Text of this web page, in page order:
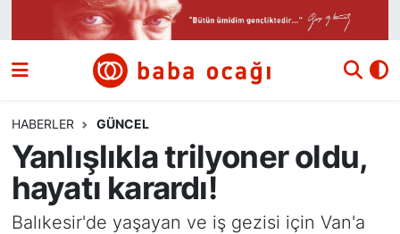
HABERLER GÜNCEL
Yanlışlıkla trilyoner oldu,
hayatı karardı!
Balıkesir'de yaşayan ve iş gezisi için Van'a
Siyaset
Ekonomi
Dünya
Nöbetçi Eczaneler
Hava Durumu
Namaz Vakitleri
Trafik Durumu